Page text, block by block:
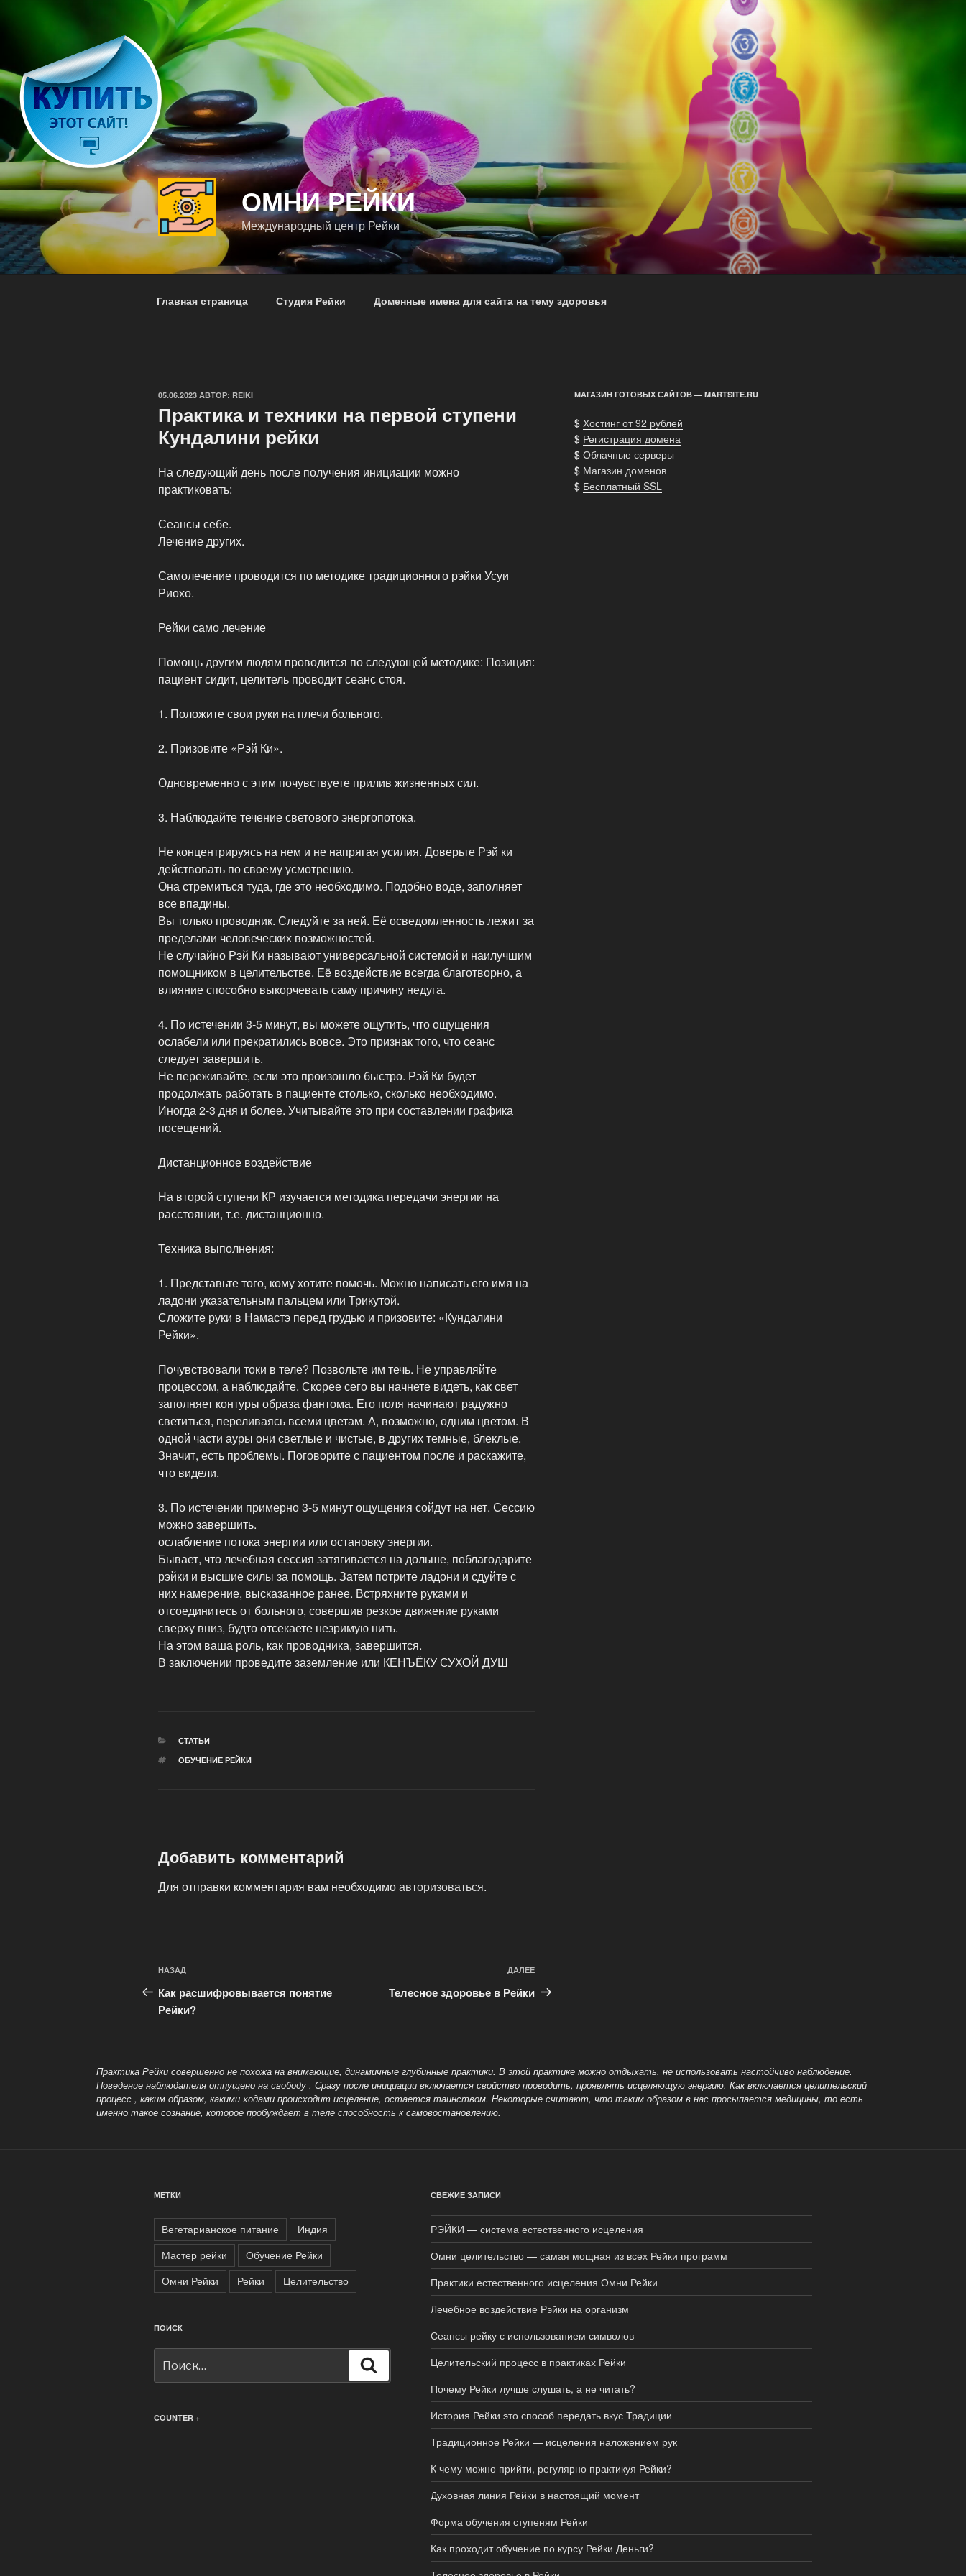
ОМНИ РЕЙКИ
Международный центр Рейки
Главная страница Студия Рейки Доменные имена для сайта на тему здоровья
ОПУБЛИКОВАНО
05.06.2023 АВТОР: REIKI
Практика и техники на первой ступени
Кундалини рейки
На следующий день после получения инициации можно
практиковать:
Сеансы себе.
Лечение других.
Самолечение проводится по методике традиционного рэйки Усуи
Риохо.
Рейки само лечение
Помощь другим людям проводится по следующей методике: Позиция:
пациент сидит, целитель проводит сеанс стоя.
1. Положите свои руки на плечи больного.
2. Призовите «Рэй Ки».
Одновременно с этим почувствуете прилив жизненных сил.
3. Наблюдайте течение светового энергопотока.
Не концентрируясь на нем и не напрягая усилия. Доверьте Рэй ки
действовать по своему усмотрению.
Она стремиться туда, где это необходимо. Подобно воде, заполняет
все впадины.
Вы только проводник. Следуйте за ней. Её осведомленность лежит за
пределами человеческих возможностей.
Не случайно Рэй Ки называют универсальной системой и наилучшим
помощником в целительстве. Её воздействие всегда благотворно, а
влияние способно выкорчевать саму причину недуга.
4. По истечении 3-5 минут, вы можете ощутить, что ощущения
ослабели или прекратились вовсе. Это признак того, что сеанс
следует завершить.
Не переживайте, если это произошло быстро. Рэй Ки будет
продолжать работать в пациенте столько, сколько необходимо.
Иногда 2-3 дня и более. Учитывайте это при составлении графика
посещений.
Дистанционное воздействие
На второй ступени КР изучается методика передачи энергии на
расстоянии, т.е. дистанционно.
Техника выполнения:
1. Представьте того, кому хотите помочь. Можно написать его имя на
ладони указательным пальцем или Трикутой.
Сложите руки в Намастэ перед грудью и призовите: «Кундалини
Рейки».
Почувствовали токи в теле? Позвольте им течь. Не управляйте
процессом, а наблюдайте. Скорее сего вы начнете видеть, как свет
заполняет контуры образа фантома. Его поля начинают радужно
светиться, переливаясь всеми цветам. А, возможно, одним цветом. В
одной части ауры они светлые и чистые, в других темные, блеклые.
Значит, есть проблемы. Поговорите с пациентом после и раскажите,
что видели.
3. По истечении примерно 3-5 минут ощущения сойдут на нет. Сессию
можно завершить.
ослабление потока энергии или остановку энергии.
Бывает, что лечебная сессия затягивается на дольше, поблагодарите
рэйки и высшие силы за помощь. Затем потрите ладони и сдуйте с
них намерение, высказанное ранее. Встряхните руками и
отсоединитесь от больного, совершив резкое движение руками
сверху вниз, будто отсекаете незримую нить.
На этом ваша роль, как проводника, завершится.
В заключении проведите заземление или КЕНЪЁКУ СУХОЙ ДУШ
РУБРИКИ
СТАТЬИ
МЕТКИ
ОБУЧЕНИЕ РЕЙКИ
Добавить комментарий
Для отправки комментария вам необходимоавторизоваться.
Навигация
по
записям
Предыдущая
запись:
НАЗАД
Как расшифровывается понятие
Рейки?
запись
ДАЛЕЕ
Телесное здоровье в Рейки
МАГАЗИН ГОТОВЫХ САЙТОВ — MARTSITE.RU
$ Хостинг от 92 рублей
$ Регистрация домена
$ Облачные серверы
$ Магазин доменов
$ Бесплатный SSL
Практика Рейки совершенно не похожа на внимающие, динамичные глубинные практики. В этой практике можно отдыхать, не использовать настойчиво наблюдение.
Поведение наблюдателя отпущено на свободу . Сразу после инициации включается свойство проводить, проявлять исцеляющую энергию. Как включается целительский
процесс , каким образом, какими ходами происходит исцеление, остается таинством. Некоторые считают, что таким образом в нас просыпаетсямедицины, то есть
именно такое сознание, которое пробуждает в теле способность к самовостановлению.
МЕТКИ
Вегетарианское питание
Индия
Мастер рейки
Обучение Рейки
Омни Рейки
Рейки Целительство
ПОИСК
COUNTER +
СВЕЖИЕ ЗАПИСИ
РЭЙКИ — система естественного исцеления
Омни целительство — самая мощная из всех Рейки программ
Практики естественного исцеления Омни Рейки
Лечебное воздействие Рэйки на организм
Сеансы рейку с использованием символов
Целительский процесс в практиках Рейки
Почему Рейки лучше слушать, а не читать?
История Рейки это способ передать вкус Традиции
Традиционное Рейки — исцеления наложением рук
К чему можно прийти, регулярно практикуя Рейки?
Духовная линия Рейки в настоящий момент
Форма обучения ступеням Рейки
Как проходит обучение по курсу Рейки Деньги?